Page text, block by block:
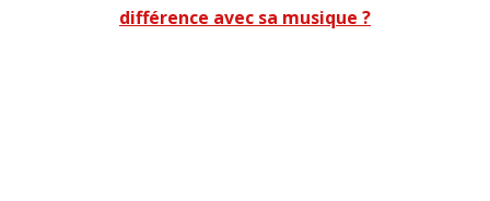
différence avec sa musique ?